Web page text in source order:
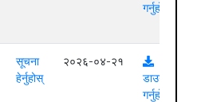
गर्नुहोस्
सूचना
हेर्नुहोस्
२०२६-०४-२१
डाउनलोड
गर्नुहोस्